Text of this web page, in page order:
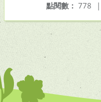
點閱數： 778 |